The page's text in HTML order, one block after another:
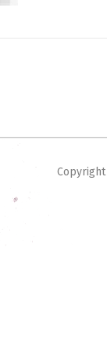
Copyright